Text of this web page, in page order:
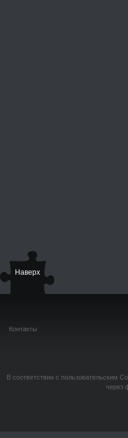
Наверх
Контакты
В соответствии с пользовательским
через